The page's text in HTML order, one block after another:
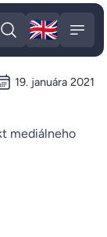
Open search
🇬🇧
19. januára 2021
mediálneho